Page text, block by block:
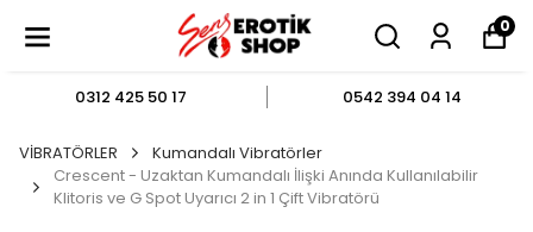
0
0312 425 50 17 0542 394 04 14
VİBRATÖRLER
Kumandalı Vibratörler
Crescent - Uzaktan Kumandalı İlişki Anında Kullanılabilir
Klitoris ve G Spot Uyarıcı 2 in 1 Çift Vibratörü